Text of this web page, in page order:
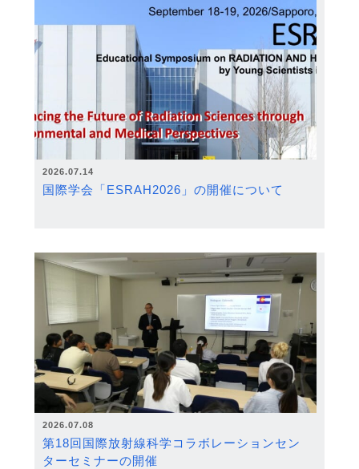
2026.07.14
国際学会「ESRAH2026」の開催について
2026.07.08
第18回国際放射線科学コラボレーションセン
ターセミナーの開催